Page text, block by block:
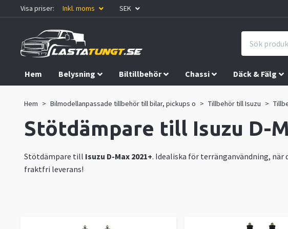
Visa priser: Inkl. moms SEK
Hem Belysning Biltillbehör Chassi Däck & Fälg
Hem Bilmodellanpassade tillbehör till bilar, pickups o Tillbehör till Isuzu
Stötdämpare till Isuzu D-
Stötdämpare till Isuzu D-Max 2021+. Idealiska för terränganvändning,
fraktfri leverans!